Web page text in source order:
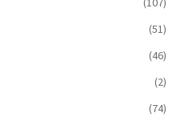
(51)
(46)
(2)
(74)